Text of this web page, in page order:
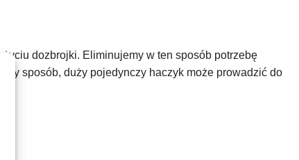
dozbrojki. Eliminujemy w ten sposób potrzebę
sposób, duży pojedynczy haczyk może prowadzić do